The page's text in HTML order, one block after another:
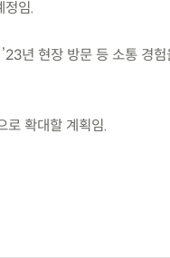
정임.
년 현장 방문 등 소통 경
로 확대할 계획임.